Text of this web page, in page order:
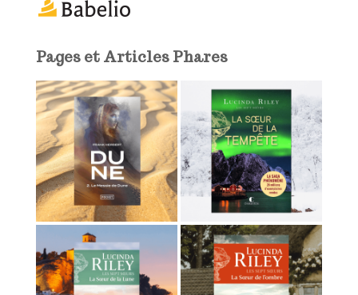
a
Pages et Articles Phares